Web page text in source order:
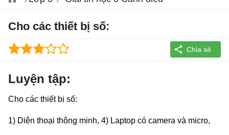
Cho các thiết bị số:
Luyện tập:
Cho các thiết bị số:
1) Diện thoại thông minh, 4) Laptop có camera và micro,